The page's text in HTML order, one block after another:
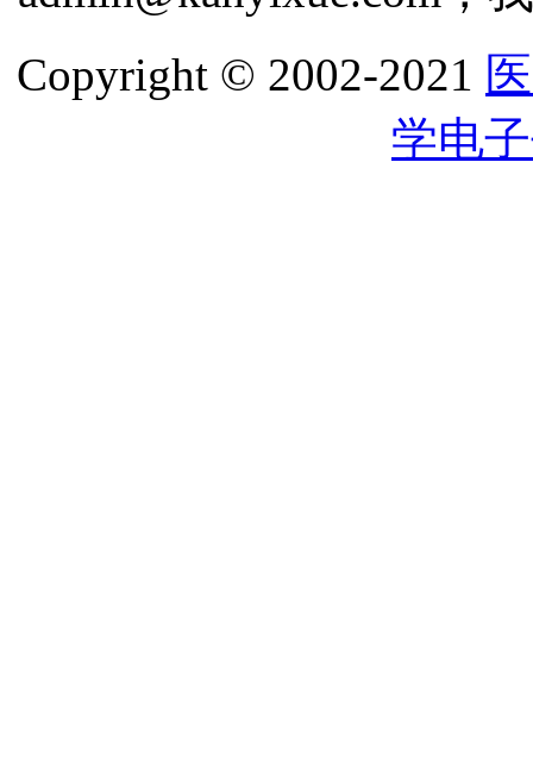
Copyright © 2002-2021
学电